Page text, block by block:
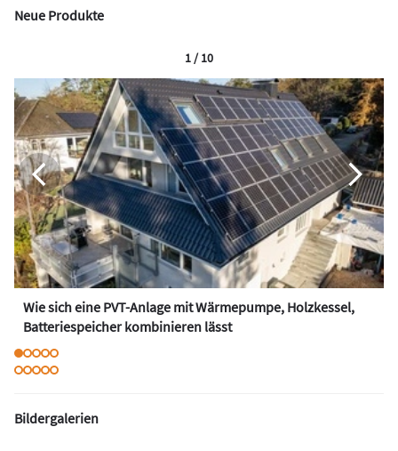
Neue Produkte
Wie sich eine PVT-Anlage mit Wärmepumpe, Holzkessel,
Batteriespeicher kombinieren lässt
1 / 10
Bildergalerien